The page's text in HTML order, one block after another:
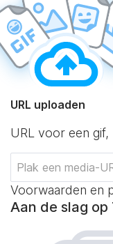
URL uploaden
URL voor een
Voorwaarden en
Aan de slag op